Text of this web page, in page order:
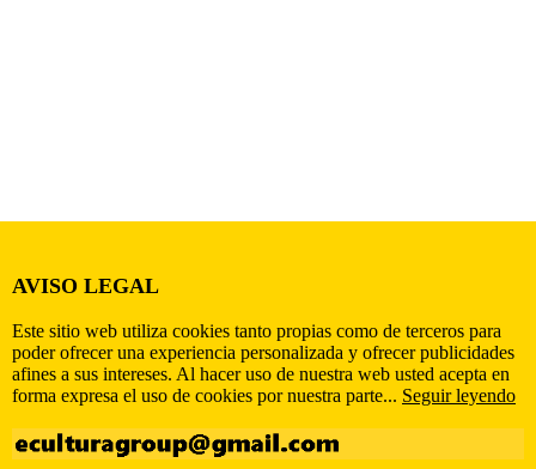
AVISO LEGAL
Este sitio web utiliza cookies tanto propias como de terceros para
poder ofrecer una experiencia personalizada y ofrecer publicidades
afines a sus intereses. Al hacer uso de nuestra web usted acepta en
forma expresa el uso de cookies por nuestra parte... Seguir leyendo